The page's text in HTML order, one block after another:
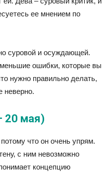
ее мнением по
суровой и осуждающей.
ошибки, которые вы
нужно правильно делать,
неверно.
20 мая)
что он очень упрям.
с ним невозможно
концепцию